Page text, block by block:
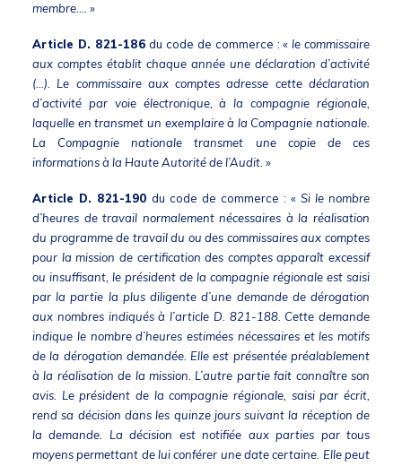
membre…. »
Article D. 821-186 du code de commerce : «le commissaire
aux comptes établit chaque année une déclaration d’activité
(…). Le commissaire aux comptes adresse cette déclaration
d’activité par voie électronique, à la compagnie régionale,
laquelle en transmet un exemplaire à la Compagnie nationale.
La Compagnie nationale transmet une copie de ces
informations à la Haute Autorité de l’Audit. »
Article D. 821-190 du code de commerce : « Si le nombre
d’heures de travail normalement nécessaires à la réalisation
du programme de travail du ou des commissaires aux comptes
pour la mission de certification des comptes apparaît excessif
ou insuffisant, le président de la compagnie régionale est saisi
par la partie la plus diligente d’une demande de dérogation
aux nombres indiqués à l’article D. 821-188. Cette demande
indique le nombre d’heures estimées nécessaires et les motifs
de la dérogation demandée. Elle est présentée préalablement
à la réalisation de la mission. L’autre partie fait connaître son
avis. Le président de la compagnie régionale, saisi par écrit,
rend sa décision dans les quinze jours suivant la réception de
la demande. La décision est notifiée aux parties par tous
moyens permettant de lui conférer une date certaine. Elle peut